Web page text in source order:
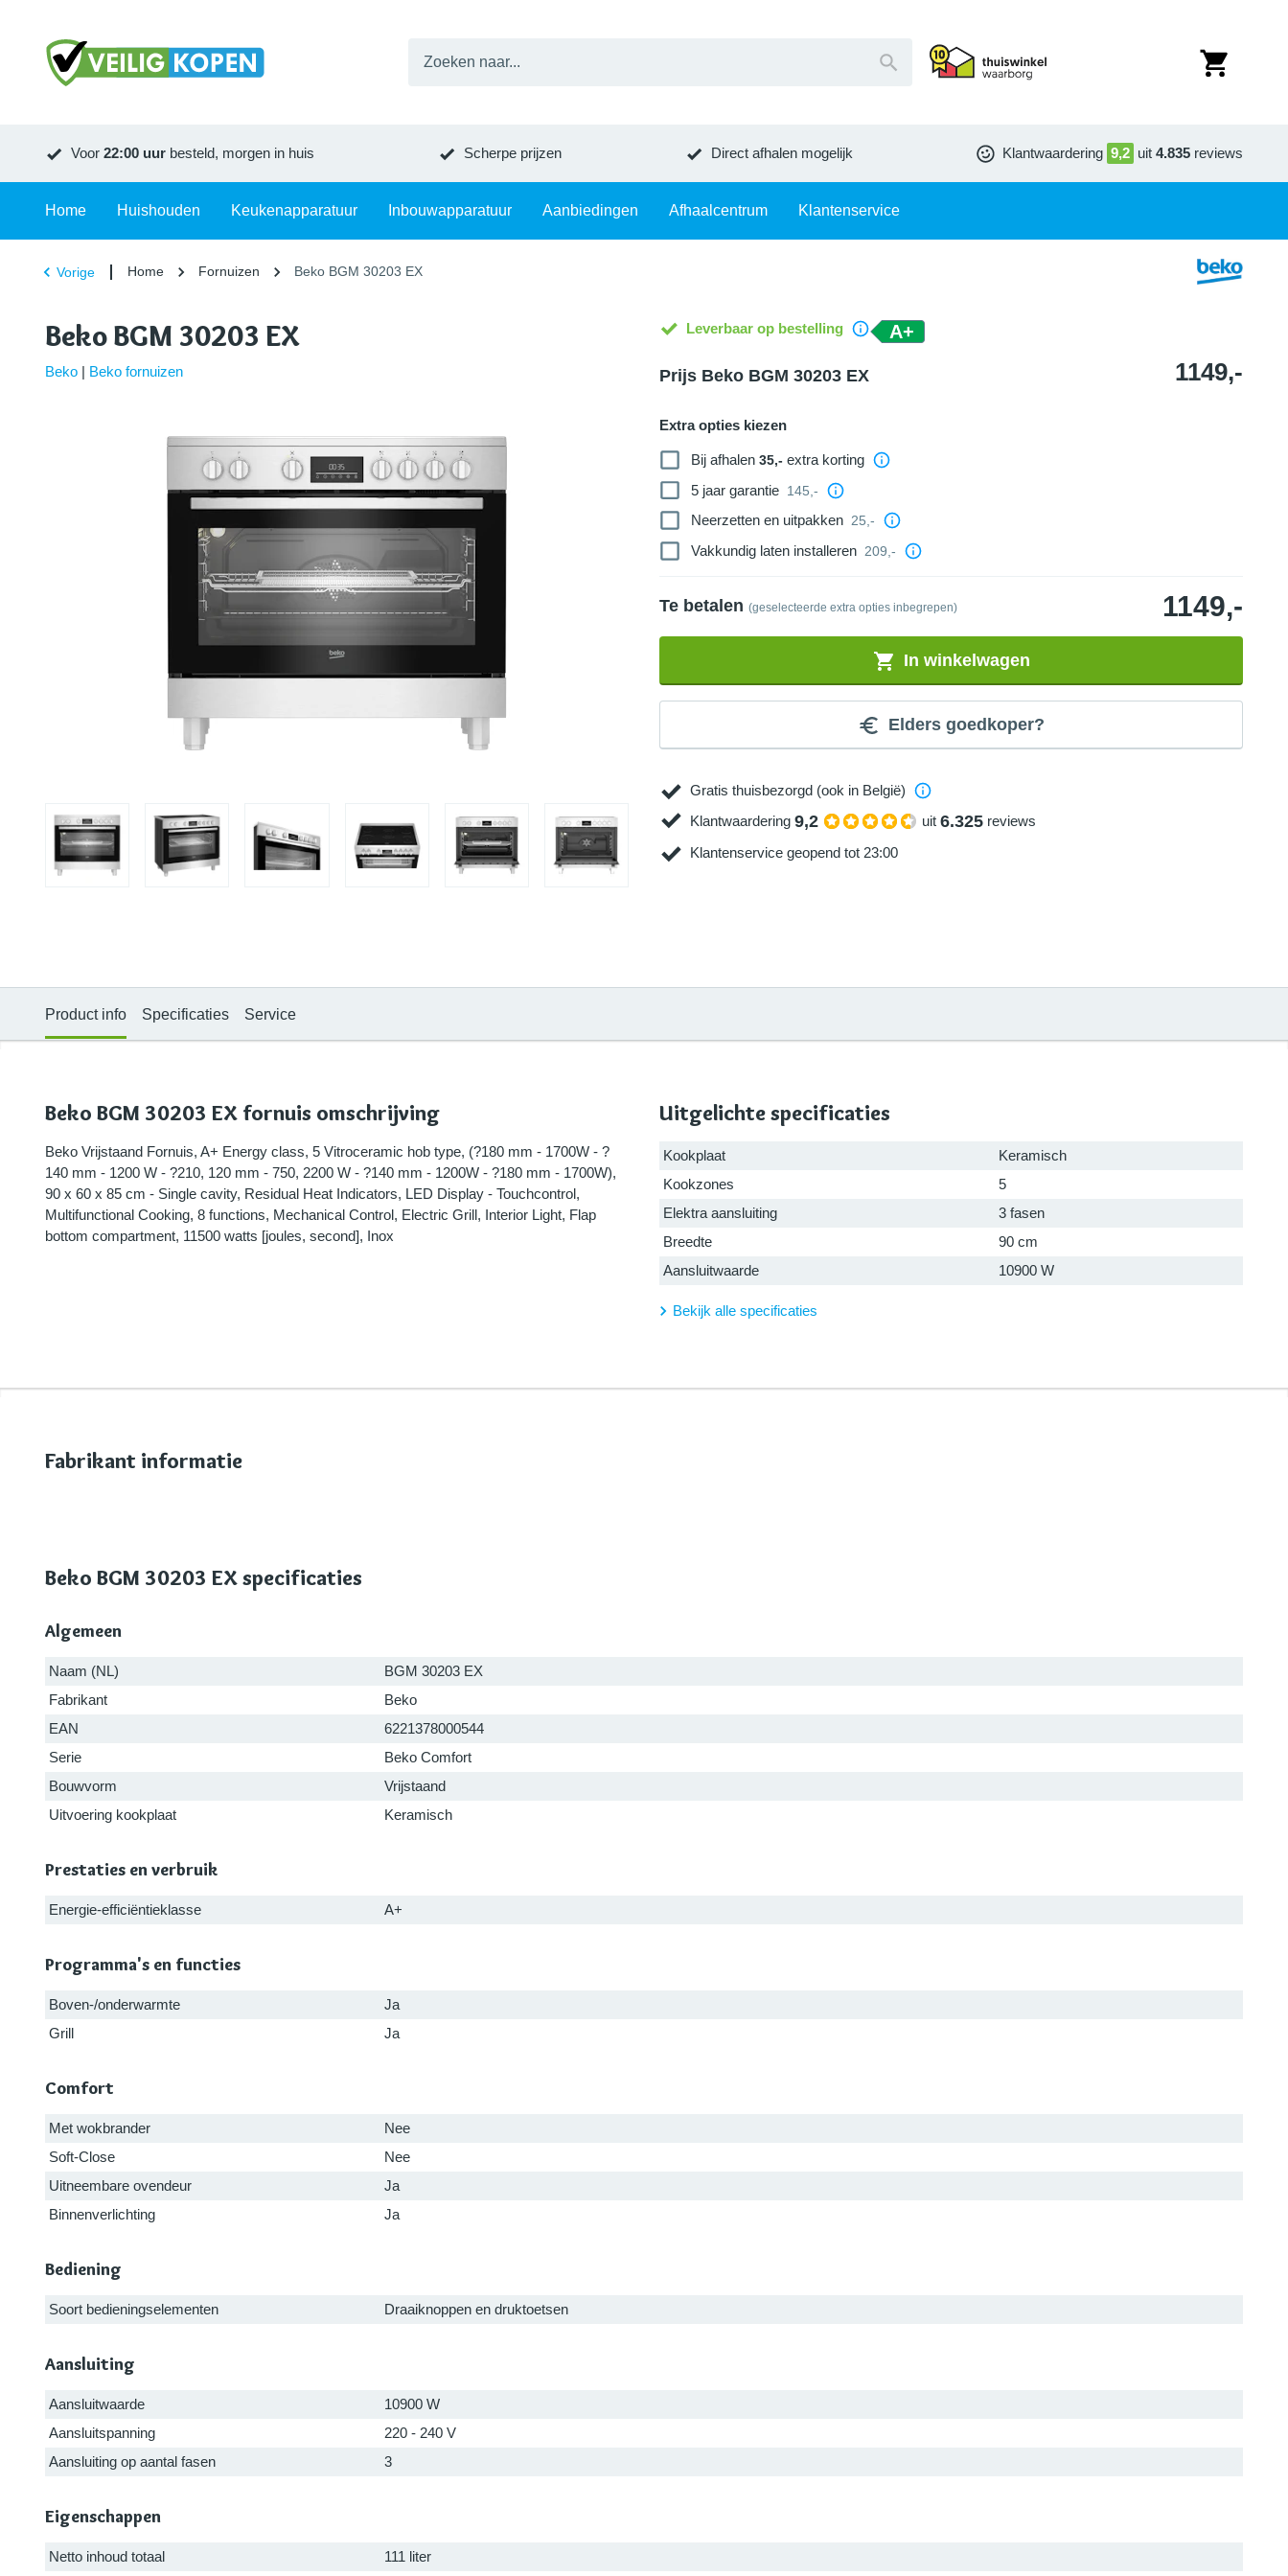
Voor 22:00 uur besteld, morgen in huis Scherpe prijzen Direct afhalen mogelijk Klantwaardering 9,2 uit 4.835 reviews
Home Huishouden Keukenapparatuur Inbouwapparatuur Aanbiedingen Afhaalcentrum Klantenservice
Vorige Home Fornuizen Beko BGM 30203 EX
Beko BGM 30203 EX
Beko | Beko fornuizen
Leverbaar op bestelling A+
Prijs Beko BGM 30203 EX 1149,-
Extra opties kiezen
Bij afhalen 35,-extra korting
5 jaar garantie 145,-
Neerzetten en uitpakken 25,-
Vakkundig laten installeren 209,-
Te betalen (geselecteerde extra opties inbegrepen) 1149,-
In winkelwagen
Elders goedkoper?
Gratis thuisbezorgd (ook in België)
Klantwaardering 9,2 uit 6.325 reviews
Klantenservice geopend tot 23:00
Product info Specificaties Service
Beko BGM 30203 EX fornuis omschrijving
Beko Vrijstaand Fornuis, A+ Energy class, 5 Vitroceramic hob type, (?180 mm - 1700W - ?
140 mm - 1200 W - ?210, 120 mm - 750, 2200 W - ?140 mm - 1200W - ?180 mm - 1700W),
90 x 60 x 85 cm - Single cavity, Residual Heat Indicators, LED Display - Touchcontrol,
Multifunctional Cooking, 8 functions, Mechanical Control, Electric Grill, Interior Light, Flap
bottom compartment, 11500 watts [joules, second], Inox
Uitgelichte specificaties
Kookplaat
Keramisch
Kookzones
5
Elektra aansluiting
3 fasen
Breedte
90 cm
Aansluitwaarde
10900 W
Bekijk alle specificaties
Fabrikant informatie
Beko BGM 30203 EX specificaties
Algemeen
Naam (NL)
BGM 30203 EX
Fabrikant
Beko
EAN
6221378000544
Serie
Beko Comfort
Bouwvorm
Vrijstaand
Uitvoering kookplaat
Keramisch
Prestaties en verbruik
Energie-efficiëntieklasse A+
Programma's en functies
Boven-/onderwarmte
Ja
Grill
Ja
Comfort
Met wokbrander
Nee
Soft-Close
Nee
Uitneembare ovendeur
Ja
Binnenverlichting
Ja
Bediening
Soort bedieningselementen Draaiknoppen en druktoetsen
Aansluiting
Aansluitwaarde
10900 W
Aansluitspanning
220 - 240 V
Aansluiting op aantal fasen
3
Eigenschappen
Netto inhoud totaal 111 liter